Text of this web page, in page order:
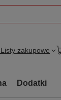
Listy zakupowe
Dodatki